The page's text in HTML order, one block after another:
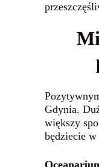
Gdynia.
większy
będziecie